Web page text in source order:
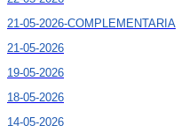
21-05-2026-COMPLEMENTARIA
21-05-2026
19-05-2026
18-05-2026
14-05-2026